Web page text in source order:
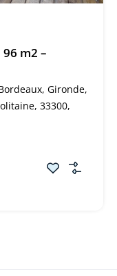
96 m2 –
Gironde,
33300,